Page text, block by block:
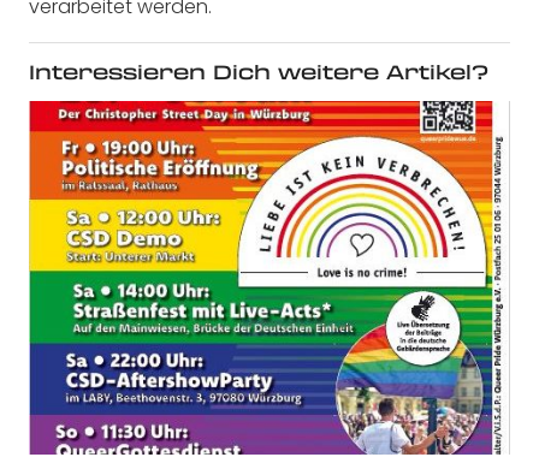
verarbeitet werden.
Interessieren Dich weitere Artikel?